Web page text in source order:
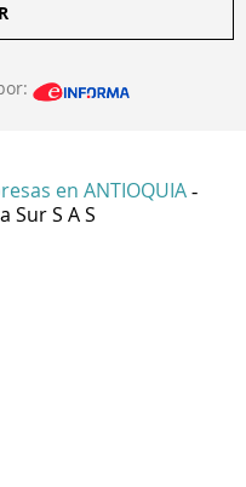
en ANTIOQUIA -
Sur S A S